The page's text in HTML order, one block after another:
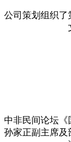
公司策划组织了
中非民间论坛
孙家正副主席及